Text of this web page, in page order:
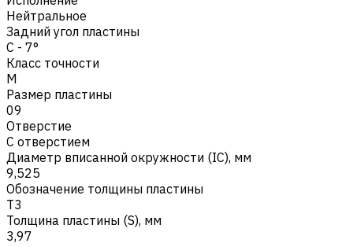
Нейтральное
Задний угол пластины
C - 7°
Класс точности
M
Размер пластины
09
Отверстие
С отверстием
Диаметр вписанной окружности (IC), мм
9,525
Обозначение толщины пластины
T3
Толщина пластины (S), мм
3,97